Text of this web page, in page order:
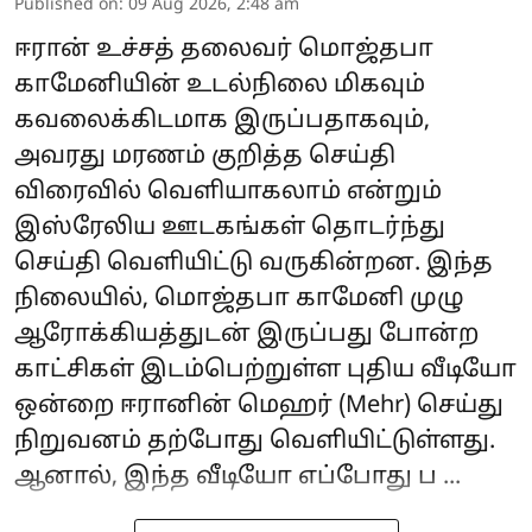
Published on: 09 Aug 2026, 2:48 am
ஈரான் உச்சத் தலைவர் மொஜ்தபா
காமேனியின் உடல்நிலை மிகவும்
கவலைக்கிடமாக இருப்பதாகவும்,
அவரது மரணம் குறித்த செய்தி
விரைவில் வெளியாகலாம் என்றும்
இஸ்ரேலிய ஊடகங்கள் தொடர்ந்து
செய்தி வெளியிட்டு வருகின்றன. இந்த
நிலையில், மொஜ்தபா காமேனி முழு
ஆரோக்கியத்துடன் இருப்பது போன்ற
காட்சிகள் இடம்பெற்றுள்ள புதிய வீடியோ
ஒன்றை ஈரானின் மெஹர் (Mehr) செய்து
நிறுவனம் தற்போது வெளியிட்டுள்ளது.
ஆனால், இந்த வீடியோ எப்போது ப ...